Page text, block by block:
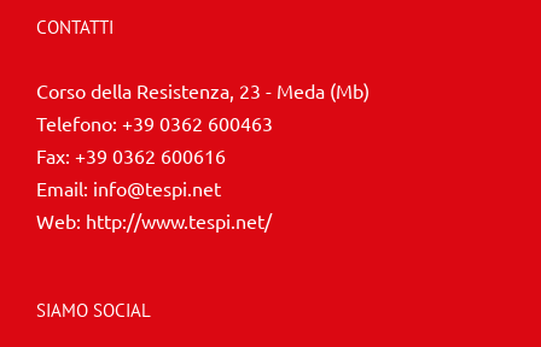
CONTATTI
Corso della Resistenza, 23 - Meda (Mb)
Telefono: +39 0362 600463
Fax: +39 0362 600616
Email: info@tespi.net
Web: http://www.tespi.net/
SIAMO SOCIAL